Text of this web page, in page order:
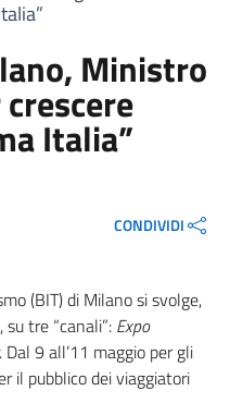
Ministro
Italia”
CONDIVIDI
(BIT) di Milano si svolge,
tre “canali”: Expo
. Dal 9 all’11 maggio per gli
il pubblico dei viaggiatori